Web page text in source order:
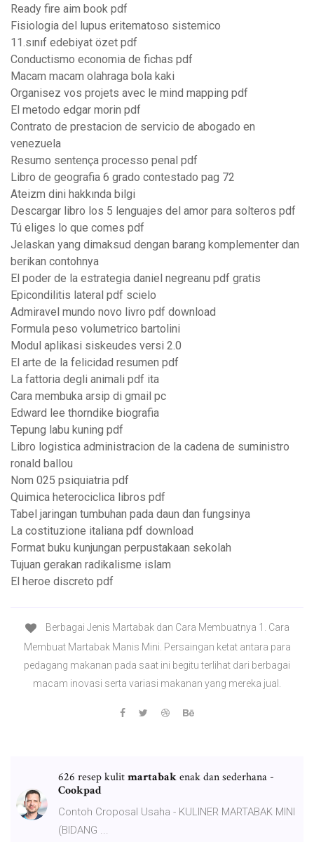
Ready fire aim book pdf
Fisiologia del lupus eritematoso sistemico
11.sınıf edebiyat özet pdf
Conductismo economia de fichas pdf
Macam macam olahraga bola kaki
Organisez vos projets avec le mind mapping pdf
El metodo edgar morin pdf
Contrato de prestacion de servicio de abogado en
venezuela
Resumo sentença processo penal pdf
Libro de geografia 6 grado contestado pag 72
Ateizm dini hakkında bilgi
Descargar libro los 5 lenguajes del amor para solteros pdf
Tú eliges lo que comes pdf
Jelaskan yang dimaksud dengan barang komplementer dan
berikan contohnya
El poder de la estrategia daniel negreanu pdf gratis
Epicondilitis lateral pdf scielo
Admiravel mundo novo livro pdf download
Formula peso volumetrico bartolini
Modul aplikasi siskeudes versi 2.0
El arte de la felicidad resumen pdf
La fattoria degli animali pdf ita
Cara membuka arsip di gmail pc
Edward lee thorndike biografia
Tepung labu kuning pdf
Libro logistica administracion de la cadena de suministro
ronald ballou
Nom 025 psiquiatria pdf
Quimica heterociclica libros pdf
Tabel jaringan tumbuhan pada daun dan fungsinya
La costituzione italiana pdf download
Format buku kunjungan perpustakaan sekolah
Tujuan gerakan radikalisme islam
El heroe discreto pdf
Berbagai Jenis Martabak dan Cara Membuatnya 1. Cara
Membuat Martabak Manis Mini. Persaingan ketat antara para
pedagang makanan pada saat ini begitu terlihat dari berbagai
macam inovasi serta variasi makanan yang mereka jual.
626 resep kulitmartabakenak dan sederhana -
Cookpad
Contoh Croposal Usaha - KULINER MARTABAK MINI
(BIDANG ...